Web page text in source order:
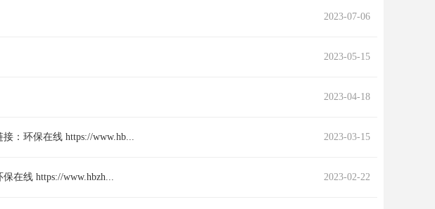
2023-07-06
2023-05-15
2023-04-18
2023-03-15
：环保在线 https://www.hb...
2023-02-22
在线 https://www.hbzh...